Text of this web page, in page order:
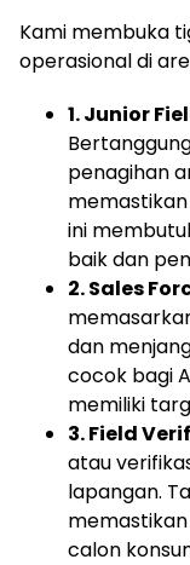
Kami membuka
operasional di
1. Junior
penagihan
ini
baik dan
2. Sales
dan
cocok bagi
memiliki
3. Field
atau
lapangan.
calon